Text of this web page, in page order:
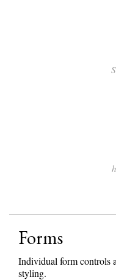
Forms
Individual form controls
styling.